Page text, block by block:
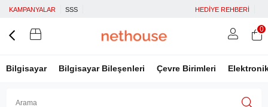
KAMPANYALAR SSS HEDİYE REHBERİ
Bilgisayar Bilgisayar Bileşenleri Çevre Birimleri
0